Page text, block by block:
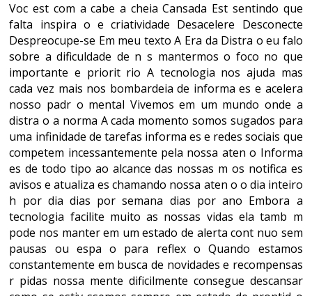
Voc est com a cabe a cheia Cansada Est sentindo que
falta inspira o e criatividade Desacelere Desconecte
Despreocupe-se Em meu texto A Era da Distra o eu falo
sobre a dificuldade de n s mantermos o foco no que
importante e priorit rio A tecnologia nos ajuda mas
cada vez mais nos bombardeia de informa es e acelera
nosso padr o mental Vivemos em um mundo onde a
distra o a norma A cada momento somos sugados para
uma infinidade de tarefas informa es e redes sociais que
competem incessantemente pela nossa aten o Informa
es de todo tipo ao alcance das nossas m os notifica es
avisos e atualiza es chamando nossa aten o o dia inteiro
h por dia dias por semana dias por ano Embora a
tecnologia facilite muito as nossas vidas ela tamb m
pode nos manter em um estado de alerta cont nuo sem
pausas ou espa o para reflex o Quando estamos
constantemente em busca de novidades e recompensas
r pidas nossa mente dificilmente consegue descansar